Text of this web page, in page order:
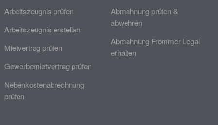
Arbeitszeugnis prüfen
Arbeitszeugnis erstellen
Mietvertrag prüfen
Gewerbemietvertrag prüfen
Nebenkostenabrechnung
prüfen
Abmahnung prüfen &
abwehren
Abmahnung Frommer Legal
erhalten